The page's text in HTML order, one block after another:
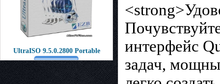
UltraISO 9.5.0.2800 Portable
интерфейс
задач,